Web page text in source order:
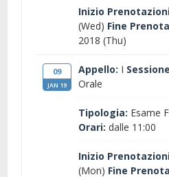
Inizio
(Wed) Fine
2018 (Thu)
09
JAN 19
Appello: I
Orale
Tipologia: Esame
Orari: dalle 11:00
Inizio
(Mon) Fine